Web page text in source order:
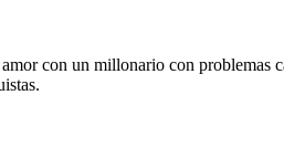
con un millonario con